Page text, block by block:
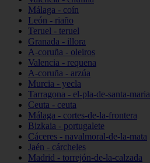
Málaga - coín
León - riaño
Teruel - teruel
Granada - illora
A-coruña - oleiros
Valencia - requena
A-coruña - arzúa
Murcia - yecla
Tarragona - el-pla-de-santa-maria
Ceuta - ceuta
Málaga - cortes-de-la-frontera
Bizkaia - portugalete
Cáceres - navalmoral-de-la-mata
Jaén - cárcheles
Madrid - torrejón-de-la-calzada